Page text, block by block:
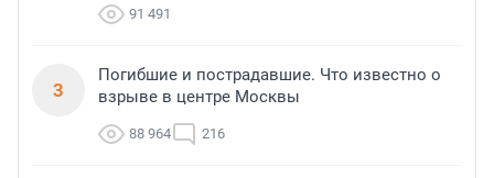
91 491
3
Погибшие и пострадавшие. Что известно о
взрыве в центре Москвы
88 964 216